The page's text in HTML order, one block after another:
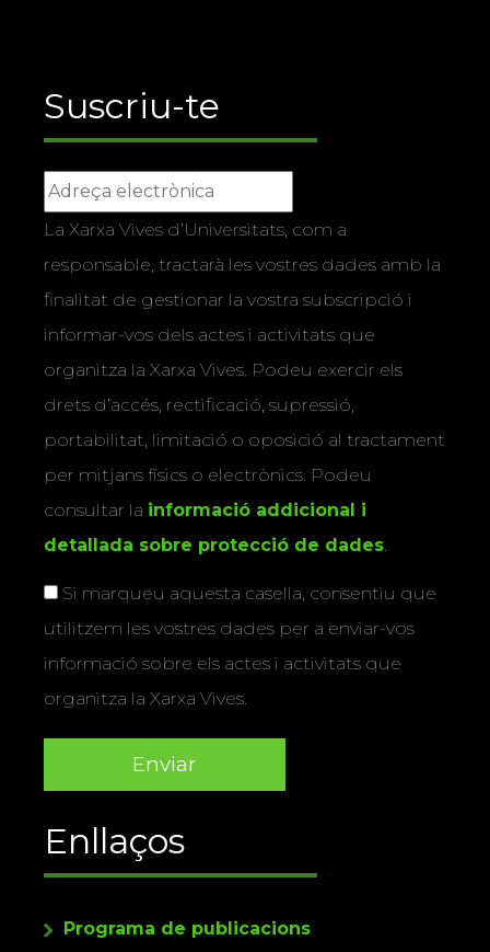
Suscriu-te
La Xarxa Vives d’Universitats, com a
responsable, tractarà les vostres dades amb la
finalitat de gestionar la vostra subscripció i
informar-vos dels actes i activitats que
organitza la Xarxa Vives. Podeu exercir els
drets d’accés, rectificació, supressió,
portabilitat, limitació o oposició al tractament
per mitjans físics o electrònics. Podeu
consultar la informació addicional i
detallada sobre protecció de dades.
Si marqueu aquesta casella, consentiu que
utilitzem les vostres dades per a enviar-vos
informació sobre els actes i activitats que
organitza la Xarxa Vives.
Enllaços
Programa de publicacions